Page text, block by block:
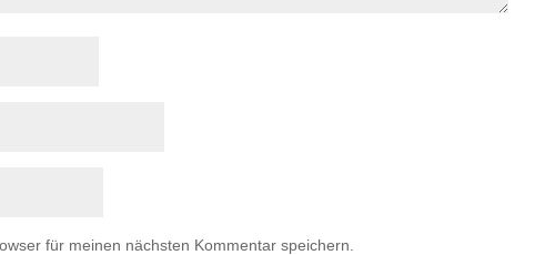
für meinen nächsten Kommentar speichern.